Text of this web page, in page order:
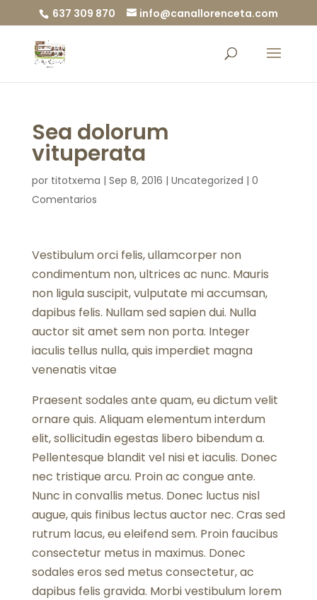
637 309 870 info@canallorenceta.com
Sea dolorum
vituperata
por titotxema | Sep 8, 2016 | Uncategorized | 0
Comentarios
Vestibulum orci felis, ullamcorper non
condimentum non, ultrices ac nunc. Mauris
non ligula suscipit, vulputate mi accumsan,
dapibus felis. Nullam sed sapien dui. Nulla
auctor sit amet sem non porta. Integer
iaculis tellus nulla, quis imperdiet magna
venenatis vitae
Praesent sodales ante quam, eu dictum velit
ornare quis. Aliquam elementum interdum
elit, sollicitudin egestas libero bibendum a.
Pellentesque blandit vel nisi et iaculis. Donec
nec tristique arcu. Proin ac congue ante.
Nunc in convallis metus. Donec luctus nisl
augue, quis finibus lectus auctor nec. Cras sed
rutrum lacus, eu eleifend sem. Proin faucibus
consectetur metus in maximus. Donec
sodales eros sed metus consectetur, ac
dapibus felis gravida. Morbi vestibulum lorem